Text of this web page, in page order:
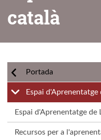
català
Portada
Espai d'Aprenentatge
Espai d'Aprenentatge de
Recursos per a